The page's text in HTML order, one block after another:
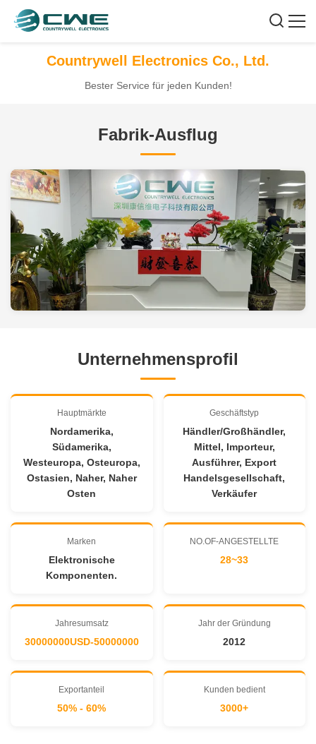
Countrywell Electronics Co., Ltd.
Bester Service für jeden Kunden!
Fabrik-Ausflug
Unternehmensprofil
Hauptmärkte
Nordamerika,
Südamerika,
Westeuropa, Osteuropa,
Ostasien, Naher, Naher
Osten
Geschäftstyp
Händler/Großhändler,
Mittel, Importeur,
Ausführer, Export
Handelsgesellschaft,
Verkäufer
Marken
Elektronische
Komponenten.
NO.OF-ANGESTELLTE
28~33
Jahresumsatz
30000000USD-50000000
Jahr der Gründung
2012
Exportanteil
50% - 60%
Kunden bedient
3000+